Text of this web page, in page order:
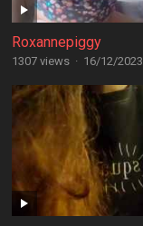
Roxannepiggy
1307 views · 16/12/2023